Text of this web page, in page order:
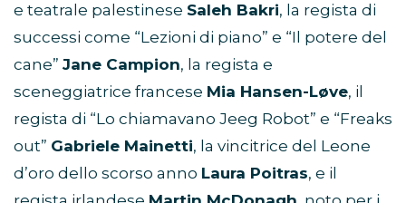
e teatrale palestinese Saleh Bakri, la regista di
successi come “Lezioni di piano” e “Il potere del
cane” Jane Campion, la regista e
sceneggiatrice francese Mia Hansen-Løve, il
regista di “Lo chiamavano Jeeg Robot” e “Freaks
out” Gabriele Mainetti, la vincitrice del Leone
d’oro dello scorso anno Laura Poitras, e il